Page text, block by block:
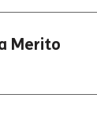
Merito